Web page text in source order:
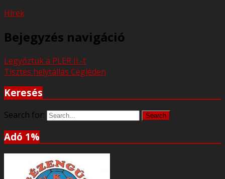
Hírek
Bejegyzés navigáció
Legyőztük a PLER II.-t
Tisztes helytállás Cegléden
Keresés
Search for: Search
Adó 1%